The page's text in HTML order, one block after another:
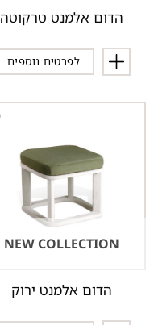
הדום אלמנט טרקוטה
לפרטים נוספים
NEW COLLECTION
הדום אלמנט ירוק